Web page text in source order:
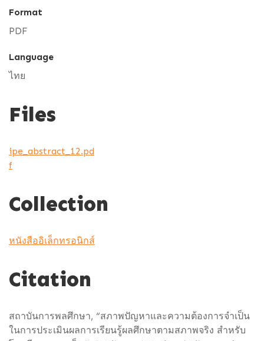
Format
PDF
Language
ไทย
Files
ipe_abstract_12.pd
f
Collection
หนังสืออิเล็กทรอนิกส์
Citation
สถาบันการพลศึกษา, “สภาพปัญหาและความต้องการจำเป็น
ในการประเมินผลการเรียนรู้ผลศึกษาตามสภาพจริง สำหรับ